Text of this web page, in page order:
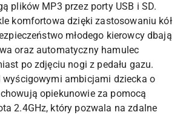
plików MP3 przez porty USB i SD.
komfortowa dzięki zastosowaniu kół
młodego kierowcy dbają
oraz automatyczny hamulec
po zdjęciu nogi z pedału gazu.
wyścigowymi ambicjami dziecka o
opiekunowie za pomocą
2.4GHz, który pozwala na zdalne